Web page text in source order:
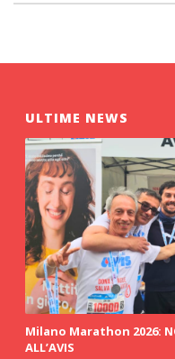
ULTIME NEWS
Milano Marathon 2026:
ALL’AVIS